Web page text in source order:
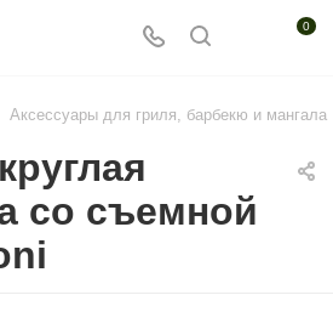
0
Аксессуары для гриля, барбекю и мангала
со съемной